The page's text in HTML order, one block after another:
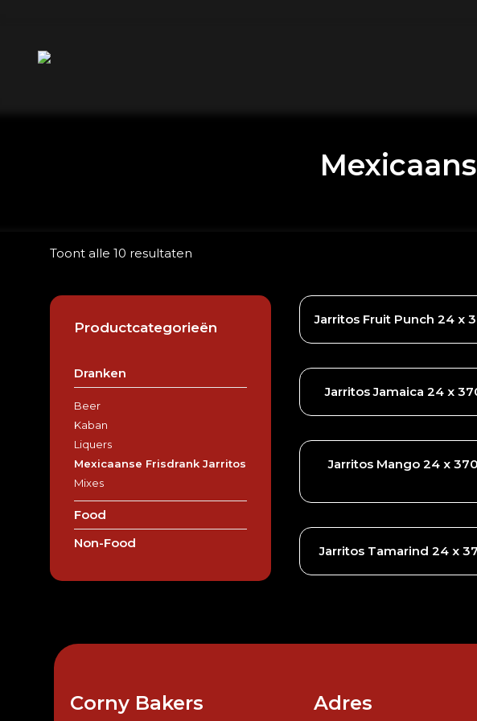
Toont alle 10 resultaten
Jarritos Fruit Punch 24 x
Jarritos Jamaica 24 x
Jarritos Mango 24 x
Jarritos Tamarind 24 x
Productcategorieën
Dranken
Beer
Kaban
Liquers
Mexicaanse Frisdrank Jarritos
Mixes
Food
Non-Food
Corny Bakers Adres